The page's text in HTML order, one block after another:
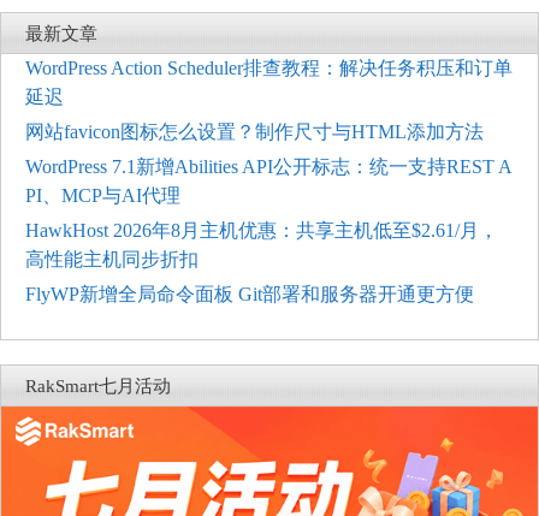
最新文章
WordPress Action Scheduler排查教程：解决任务积压和订单
延迟
网站favicon图标怎么设置？制作尺寸与HTML添加方法
WordPress 7.1新增Abilities API公开标志：统一支持REST A
PI、MCP与AI代理
HawkHost 2026年8月主机优惠：共享主机低至$2.61/月，
高性能主机同步折扣
FlyWP新增全局命令面板 Git部署和服务器开通更方便
RakSmart七月活动